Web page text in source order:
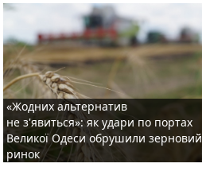
«Жодних альтернатив
не з'явиться»: як удари по портах
Великої Одеси обрушили зерновий
ринок